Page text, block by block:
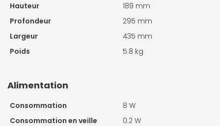
Hauteur
189 mm
Profondeur
295 mm
Largeur
435 mm
Poids
5.8 kg
Alimentation
Consommation
8 W
Consommation en veille
0.2 W